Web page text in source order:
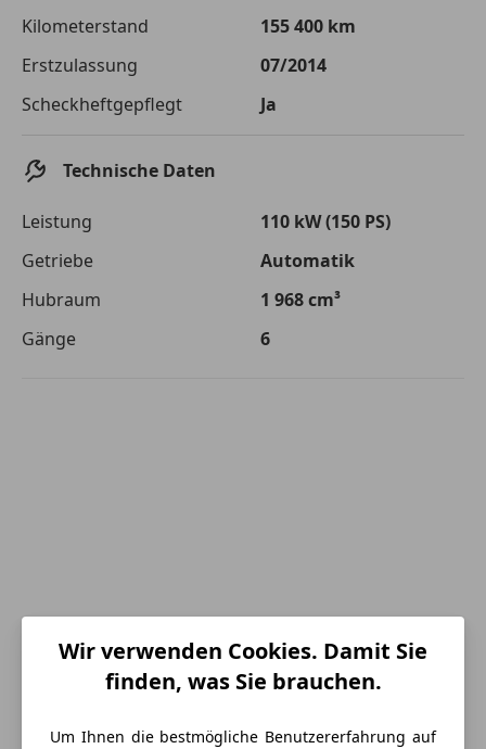
typischerweise Kredite vergeben. Der Sollzinssatz ist
Gültig für Neukunden bei Online-Abschluss. Erfüllung banküblicher
Bonitätskriterien vorausgesetzt.
Kilometerstand
155 400 km
Erstzulassung
07/2014
Scheckheftgepflegt
Ja
Technische Daten
Leistung
110 kW (150 PS)
Getriebe
Automatik
Hubraum
1 968 cm³
Gänge
6
Wir verwenden Cookies. Damit Sie
finden, was Sie brauchen.
Um Ihnen die bestmögliche Benutzererfahrung auf